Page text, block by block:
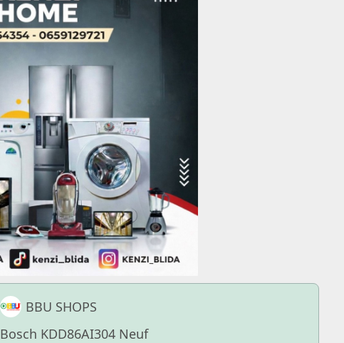
BBU SHOPS
Bosch KDD86AI304 Neuf